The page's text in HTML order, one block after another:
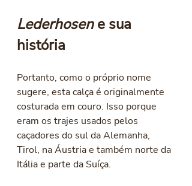
Lederhosen e sua
história
Portanto, como o próprio nome
sugere, esta calça é originalmente
costurada em couro. Isso porque
eram os trajes usados pelos
caçadores do sul da Alemanha,
Tirol, na Áustria e também norte da
Itália e parte da Suíça.